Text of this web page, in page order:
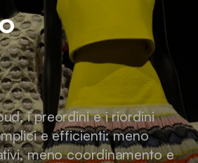
i preordini e i riordini
e efficienti: meno
meno coordinamento e